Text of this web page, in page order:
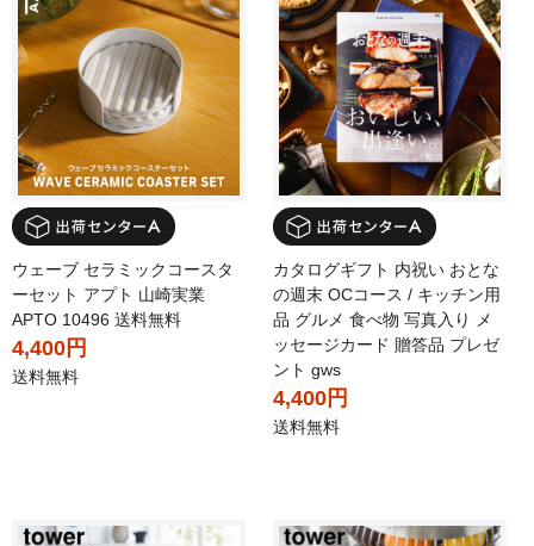
ウェーブ セラミックコースタ
ーセット アプト 山崎実業
APTO 10496 送料無料
4,400円
送料無料
カタログギフト 内祝い おとな
の週末 OCコース / キッチン用
品 グルメ 食べ物 写真入り メ
ッセージカード 贈答品 プレゼ
ント gws
4,400円
送料無料